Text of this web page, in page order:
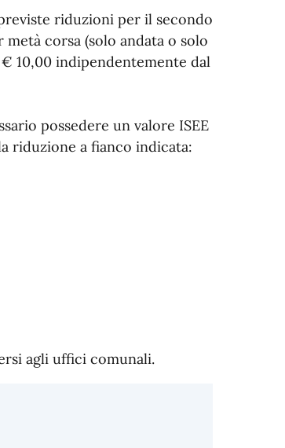
riduzioni per il secondo
corsa (solo andata o solo
10,00 indipendentemente dal
possedere un valore ISEE
riduzione a fianco indicata:
agli uffici comunali.